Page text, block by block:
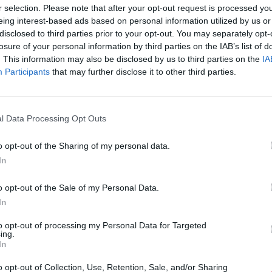
selection. Please note that after your opt-out request is processed
interest-based ads based on personal information utilized by us
to third parties prior to your opt-out. You may separately
of your personal information by third parties on the IAB’s list of
This information may also be disclosed by us to third parties on the
Participants that may further disclose it to other third parties.
Data Processing Opt Outs
opt-out of the Sharing of my personal data.
opt-out of the Sale of my Personal Data.
opt-out of processing my Personal Data for Targeted
opt-out of Collection, Use, Retention, Sale, and/or Sharing
και Κωσταντίνος Βήτα
Ιουν-01
Please Your Shelves
σκέψεις για το Kid A, Kid B, Kid Amnesiac….who